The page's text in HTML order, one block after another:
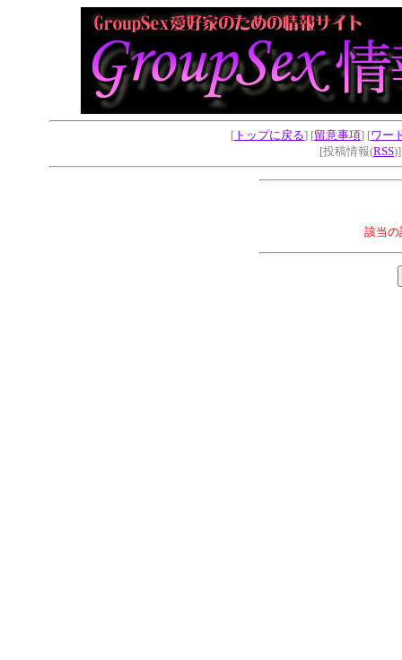
[ トップに戻る] [留意事項] [ワー
[投稿情報(RSS
該当の